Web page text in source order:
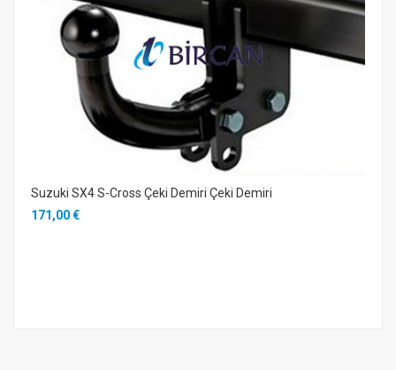
Suzuki SX4 S-Cross Çeki Demiri Çeki Demiri
171,00 €